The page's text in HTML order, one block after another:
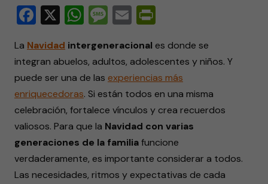
Facebook
X WhatsApp
Message
Email
La Navidad intergeneracional es donde se
integran abuelos, adultos, adolescentes y niños. Y
puede ser una de las experiencias más
enriquecedoras. Si están todos en una misma
celebración, fortalece vínculos y crea recuerdos
valiosos. Para que la Navidad con varias
generaciones de la familiafuncione
verdaderamente, es importante considerar a todos.
Las necesidades, ritmos y expectativas de cada